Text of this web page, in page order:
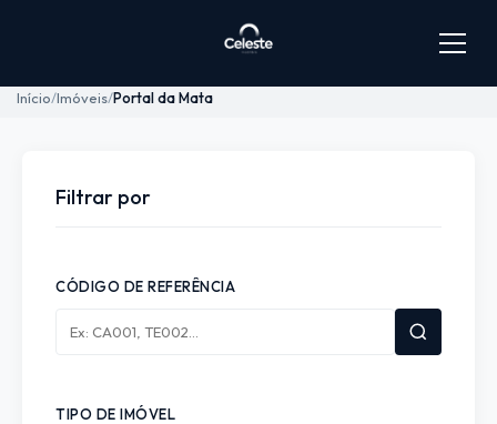
Início Imóveis Portal da Mata
Filtrar por
CÓDIGO DE REFERÊNCIA
TIPO DE IMÓVEL